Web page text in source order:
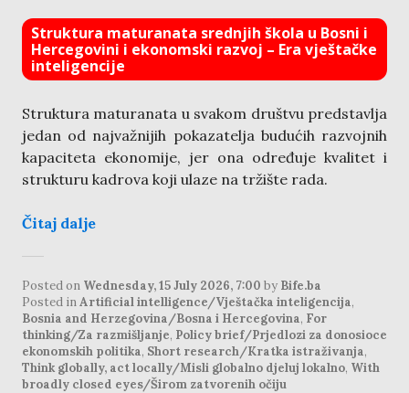
Struktura maturanata srednjih škola u Bosni i
Hercegovini i ekonomski razvoj – Era vještačke
inteligencije
Struktura maturanata u svakom društvu predstavlja
jedan od najvažnijih pokazatelja budućih razvojnih
kapaciteta ekonomije, jer ona određuje kvalitet i
strukturu kadrova koji ulaze na tržište rada.
Čitaj dalje
Posted on Wednesday, 15 July 2026, 7:00 by Bife.ba
Posted inArtificial intelligence/Vještačka inteligencija,
Bosnia and Herzegovina/Bosna i Hercegovina, For
thinking/Za razmišljanje, Policy brief/Prjedlozi za donosioce
ekonomskih politika, Short research/Kratka istraživanja,
Think globally, act locally/Misli globalno djeluj lokalno, With
broadly closed eyes/Širom zatvorenih očiju